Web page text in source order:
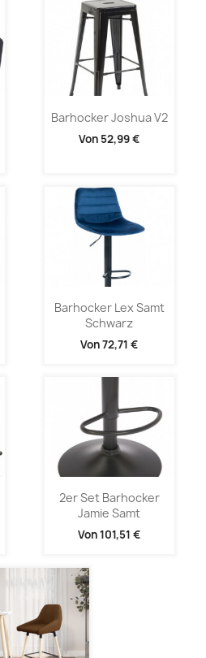
Barhocker Joshua V2
Von 52,99 €
Barhocker Lex Samt
Schwarz
Von72,71 €
2er Set Barhocker
Jamie Samt
Von101,51 €